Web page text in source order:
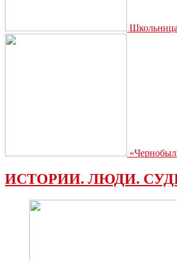
ИСТОРИИ. ЛЮДИ.